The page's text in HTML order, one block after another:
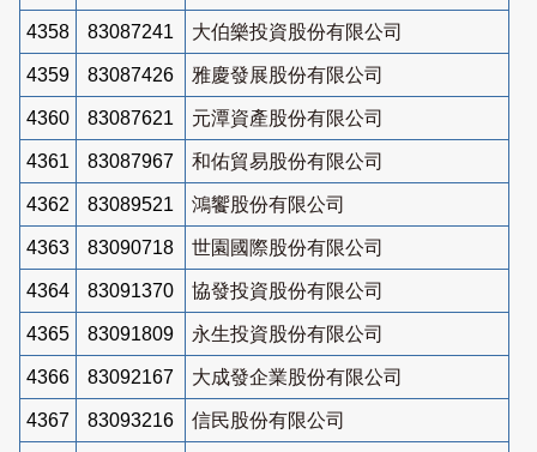
4358 83087241 大伯樂投資股份有限公司
4359 83087426 雅慶發展股份有限公司
4360 83087621 元潭資產股份有限公司
4361 83087967 和佑貿易股份有限公司
4362 83089521 鴻饗股份有限公司
4363 83090718 世園國際股份有限公司
4364 83091370 協發投資股份有限公司
4365 83091809 永生投資股份有限公司
4366 83092167 大成發企業股份有限公司
4367 83093216 信民股份有限公司